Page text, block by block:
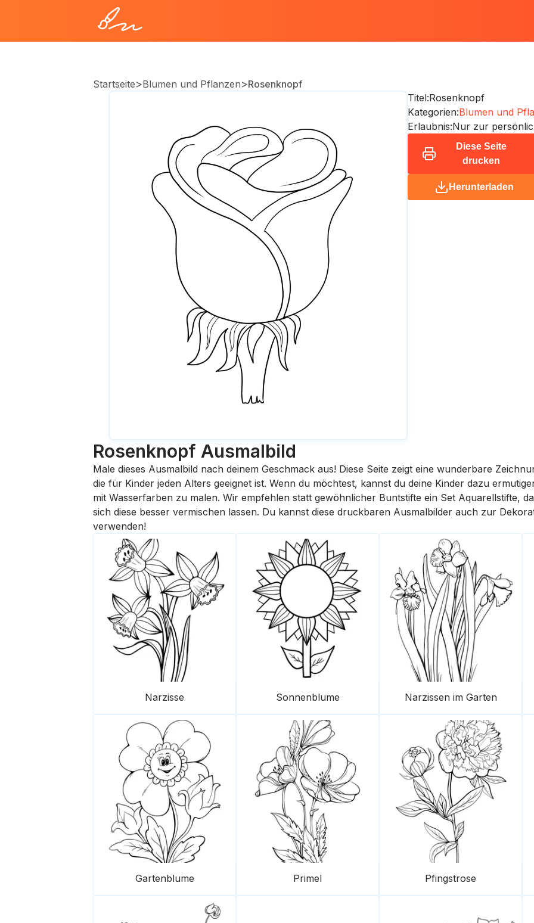
Startseite>Blumen und Pflanzen>Rosenknopf
Titel:Rosenknopf
Kategorien:Blumen und
Erlaubnis:Nur zur
Diese Seite
drucken
Herunterladen
Rosenknopf Ausmalbild
Male dieses Ausmalbild nach deinem Geschmack aus! Diese Seite zeigt eine wunderbare
die für Kinder jeden Alters geeignet ist. Wenn du möchtest, kannst du deine Kinder dazu
mit Wasserfarben zu malen. Wir empfehlen statt gewöhnlicher Buntstifte ein Set Aquarellstifte, da
sich diese besser vermischen lassen. Du kannst diese druckbaren Ausmalbilder auch zur
verwenden!
Narzisse Sonnenblume Narzissen im Garten
Gartenblume Primel Pfingstrose